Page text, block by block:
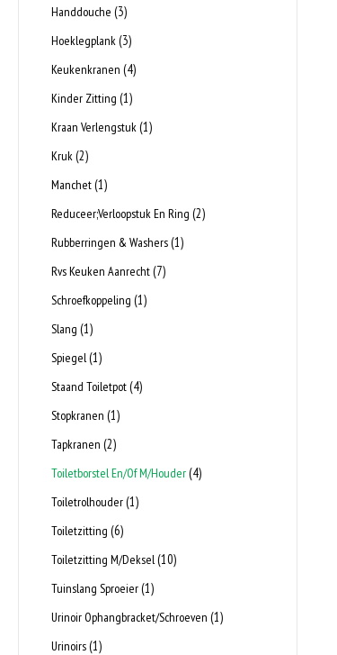
Handdouche (3)
Hoeklegplank(3)
Keukenkranen (4)
Kinder Zitting (1)
Kraan Verlengstuk(1)
Kruk(2)
Manchet(1)
Reduceer;Verloopstuk En Ring (2)
Rubberringen & Washers(1)
Rvs Keuken Aanrecht(7)
Schroefkoppeling (1)
Slang (1)
Spiegel(1)
Staand Toiletpot(4)
Stopkranen (1)
Tapkranen (2)
Toiletborstel En/Of M/Houder(4)
Toiletrolhouder(1)
Toiletzitting (6)
Toiletzitting M/Deksel(10)
Tuinslang Sproeier(1)
Urinoir Ophangbracket/Schroeven (1)
Urinoirs(1)